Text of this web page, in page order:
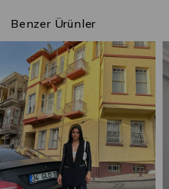
Benzer Ürünler